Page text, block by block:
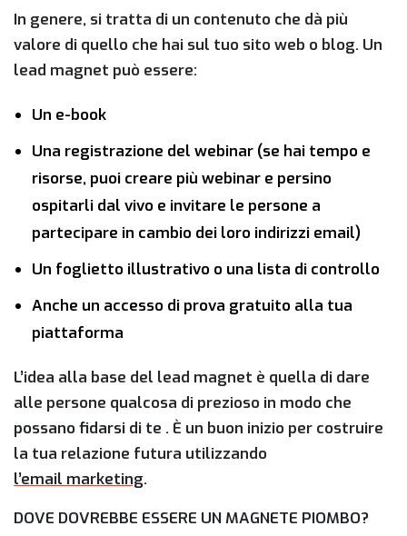
In genere, si tratta di un contenuto che dà più
valore di quello che hai sul tuo sito web o blog. Un
lead magnet può essere:
Un e-book
Una registrazione del webinar (se hai tempo e
risorse, puoi creare più webinar e persino
ospitarli dal vivo e invitare le persone a
partecipare in cambio dei loro indirizzi email)
Un foglietto illustrativo o una lista di controllo
Anche un accesso di prova gratuito alla tua
piattaforma
L’idea alla base del lead magnet è quella di dare
alle persone qualcosa di prezioso in modo che
possano fidarsi di te . È un buon inizio per costruire
la tua relazione futura utilizzando
l’email marketing.
DOVE DOVREBBE ESSERE UN MAGNETE PIOMBO?